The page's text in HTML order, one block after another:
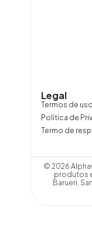
Legal
Termos de uso
Política de
Termo de
© 2026
produtos
Barueri,